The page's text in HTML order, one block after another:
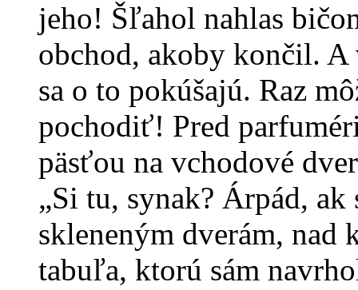
jeho! Šľahol nahlas
obchod, akoby končil.
sa o to pokúšajú. Raz
pochodiť! Pred
päsťou na vchodové
„Si tu, synak? Árpád,
skleneným dverám, nad
tabuľa, ktorú sám